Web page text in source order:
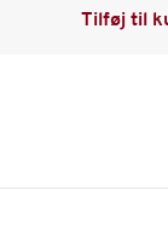
Tilføj til